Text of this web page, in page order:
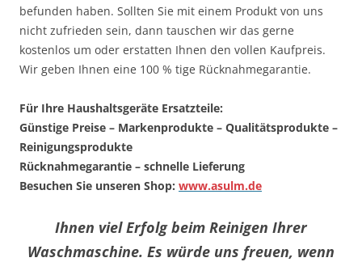
befunden haben. Sollten Sie mit einem Produkt von uns
nicht zufrieden sein, dann tauschen wir das gerne
kostenlos um oder erstatten Ihnen den vollen Kaufpreis.
Wir geben Ihnen eine 100 % tige Rücknahmegarantie.
Für Ihre Haushaltsgeräte Ersatzteile:
Günstige Preise – Markenprodukte – Qualitätsprodukte –
Reinigungsprodukte
Rücknahmegarantie – schnelle Lieferung
Besuchen Sie unseren Shop: www.asulm.de
Ihnen viel Erfolg beim Reinigen Ihrer
Waschmaschine. Es würde uns freuen, wenn